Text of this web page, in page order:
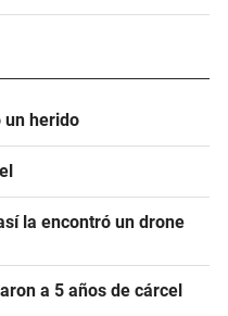
un herido
la encontró un drone
a 5 años de cárcel